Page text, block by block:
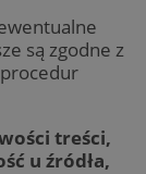
są zgodne z
treści,
u źródła,